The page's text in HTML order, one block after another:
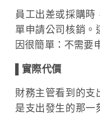
員工出差或採購時
單申請公司核銷。
因很簡單：不需要
▌實際代價
財務主管看到的支
是支出發生的那一